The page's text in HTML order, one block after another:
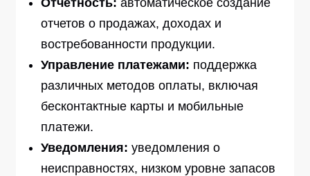
отчетов о продажах, доходах и
востребованности продукции.
Управление платежами: поддержка
различных методов оплаты, включая
бесконтактные карты и мобильные
платежи.
Уведомления: уведомления о
неисправностях, низком уровне запасов